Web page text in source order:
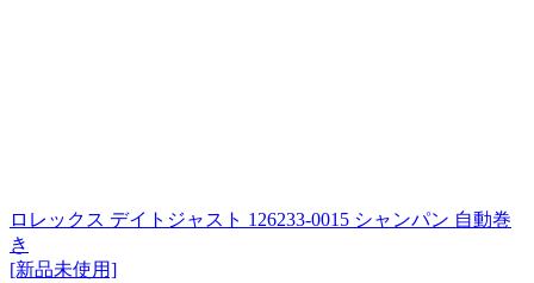
ロレックス デイトジャスト 126233-0015 シャンパン 自動巻
き
[新品未使用]